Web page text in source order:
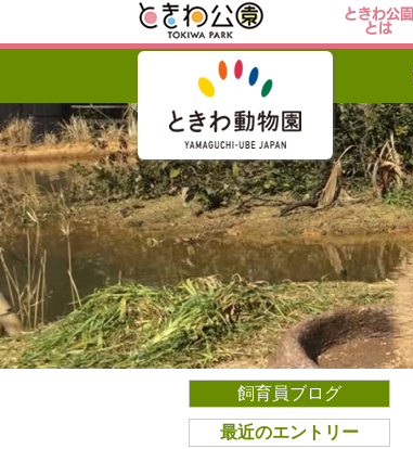
ときわ公園
とは
飼育員ブログ
最近のエントリー